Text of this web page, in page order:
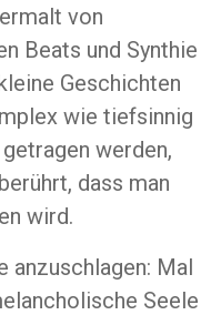
von
Beats und Synthie
Geschichten
wie tiefsinnig
werden,
dass man
wird.
anzuschlagen: Mal
Seele